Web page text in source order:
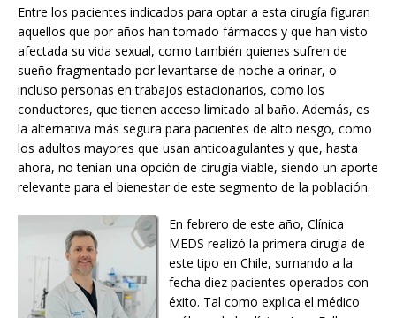
Entre los pacientes indicados para optar a esta cirugía figuran
aquellos que por años han tomado fármacos y que han visto
afectada su vida sexual, como también quienes sufren de
sueño fragmentado por levantarse de noche a orinar, o
incluso personas en trabajos estacionarios, como los
conductores, que tienen acceso limitado al baño. Además, es
la alternativa más segura para pacientes de alto riesgo, como
los adultos mayores que usan anticoagulantes y que, hasta
ahora, no tenían una opción de cirugía viable, siendo un aporte
relevante para el bienestar de este segmento de la población.
En febrero de este año, Clínica
MEDS realizó la primera cirugía de
este tipo en Chile, sumando a la
fecha diez pacientes operados con
éxito. Tal como explica el médico